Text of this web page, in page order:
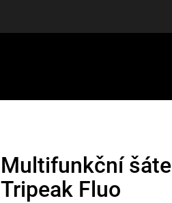
Multifunkční
Tripeak Fluo